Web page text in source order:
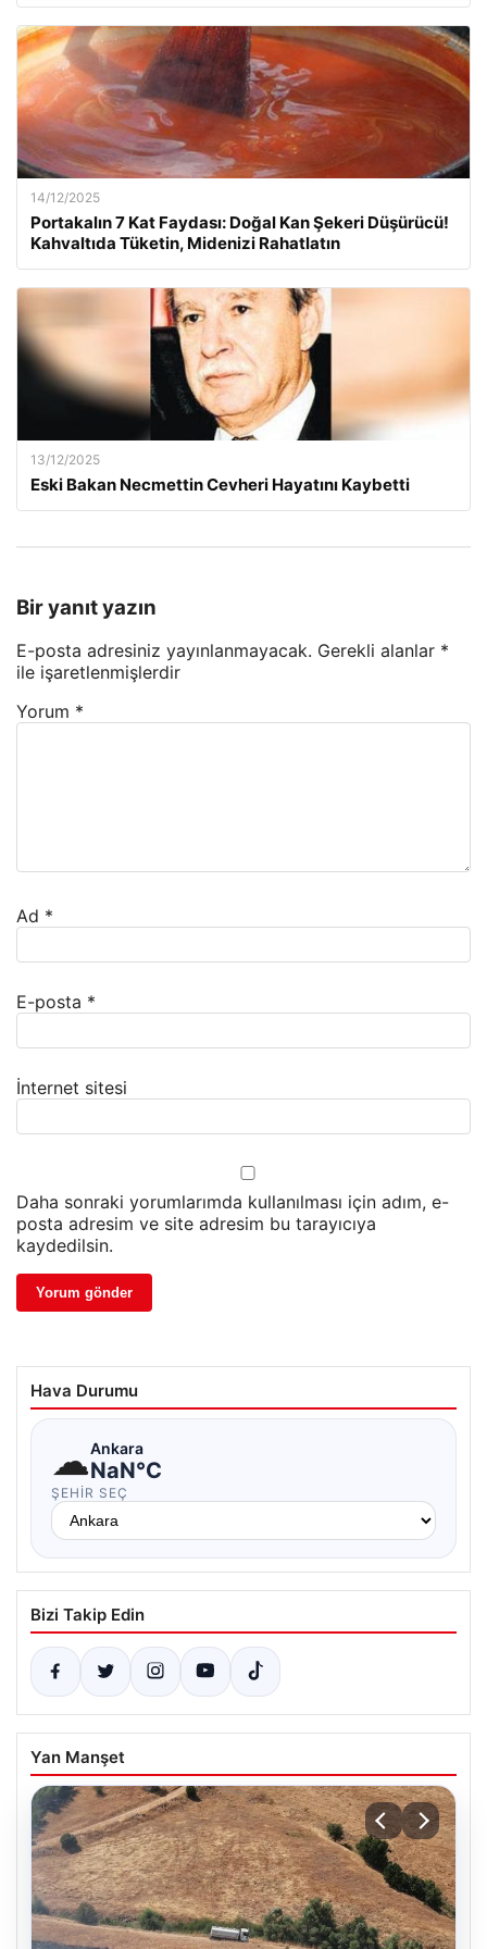
14/12/2025
Portakalın 7 Kat Faydası: Doğal Kan Şekeri Düşürücü!
Kahvaltıda Tüketin, Midenizi Rahatlatın
13/12/2025
Eski Bakan Necmettin Cevheri Hayatını Kaybetti
Bir yanıt yazın
E-posta adresiniz yayınlanmayacak. Gerekli alanlar *
ile işaretlenmişlerdir
Yorum *
Ad *
E-posta *
İnternet sitesi
Daha sonraki yorumlarımda kullanılması için adım, e-
posta adresim ve site adresim bu tarayıcıya
kaydedilsin.
Hava Durumu
☁Ankara
NaN°C
ŞEHIR SEÇ
Bizi Takip Edin
Yan Manşet